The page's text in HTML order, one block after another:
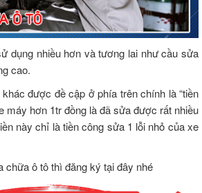
dụng nhiều hơn và tương lai như cầu sửa
cao.
được đề cập ở phía trên chính là “tiền
máy hơn 1tr đồng là đã sửa được rất nhiều
này chỉ là tiền công sửa 1 lỗi nhỏ của xe
chữa ô tô thì đăng ký tại đây nhé